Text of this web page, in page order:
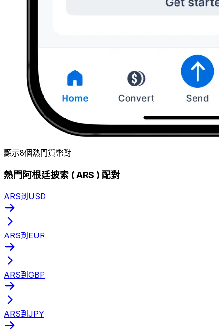
顯示8個熱門貨幣對
熱門阿根廷披索 ( ARS ) 配對
ARS到USD
ARS到EUR
ARS到GBP
ARS到JPY